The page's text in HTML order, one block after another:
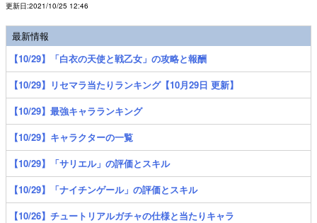
更新日:2021/10/25 12:46
最新情報
【10/29】「白衣の天使と戦乙女」の攻略と報酬
【10/29】リセマラ当たりランキング【10月29日 更新】
【10/29】最強キャラランキング
【10/29】キャラクターの一覧
【10/29】「サリエル」の評価とスキル
【10/29】「ナイチンゲール」の評価とスキル
【10/26】チュートリアルガチャの仕様と当たりキャラ